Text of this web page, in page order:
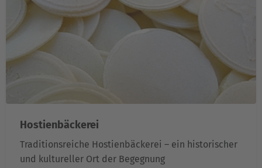
Hostienbäckerei
Traditionsreiche Hostienbäckerei – ein historischer
und kultureller Ort der Begegnung